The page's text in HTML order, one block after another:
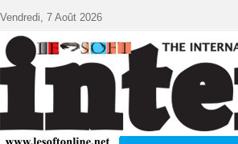
Vendredi, 7 Août 2026